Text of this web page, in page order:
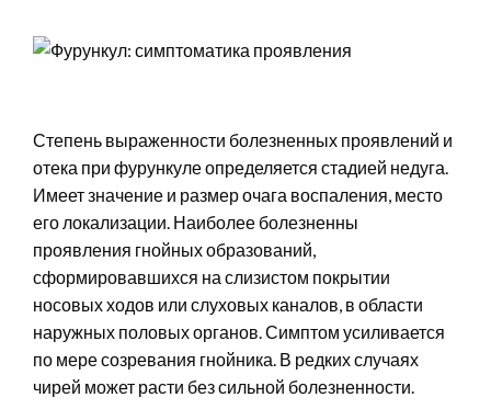
Степень выраженности болезненных проявлений и
отека при фурункуле определяется стадией недуга.
Имеет значение и размер очага воспаления, место
его локализации. Наиболее болезненны
проявления гнойных образований,
сформировавшихся на слизистом покрытии
носовых ходов или слуховых каналов, в области
наружных половых органов. Симптом усиливается
по мере созревания гнойника. В редких случаях
чирей может расти без сильной болезненности.